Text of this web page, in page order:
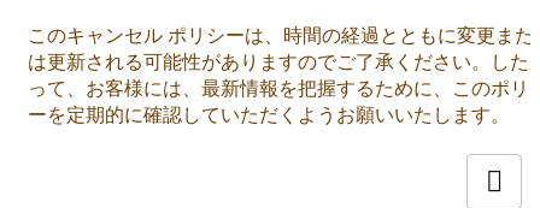
このキャンセル ポリシーは、時間の経過とともに変更また
は更新される可能性がありますのでご了承ください。した
って、お客様には、最新情報を把握するために、このポリ
ーを定期的に確認していただくようお願いいたします。